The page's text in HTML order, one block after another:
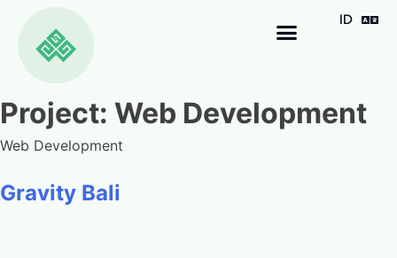
ID
EN
Project: Web Development
Web Development
Gravity Bali